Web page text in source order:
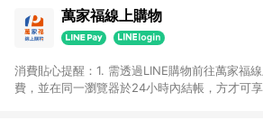
萬家福線上購物
消費貼心提醒：1. 需透過LINE購物前往萬家福
費，並在同一瀏覽器於24小時內結帳，方才可